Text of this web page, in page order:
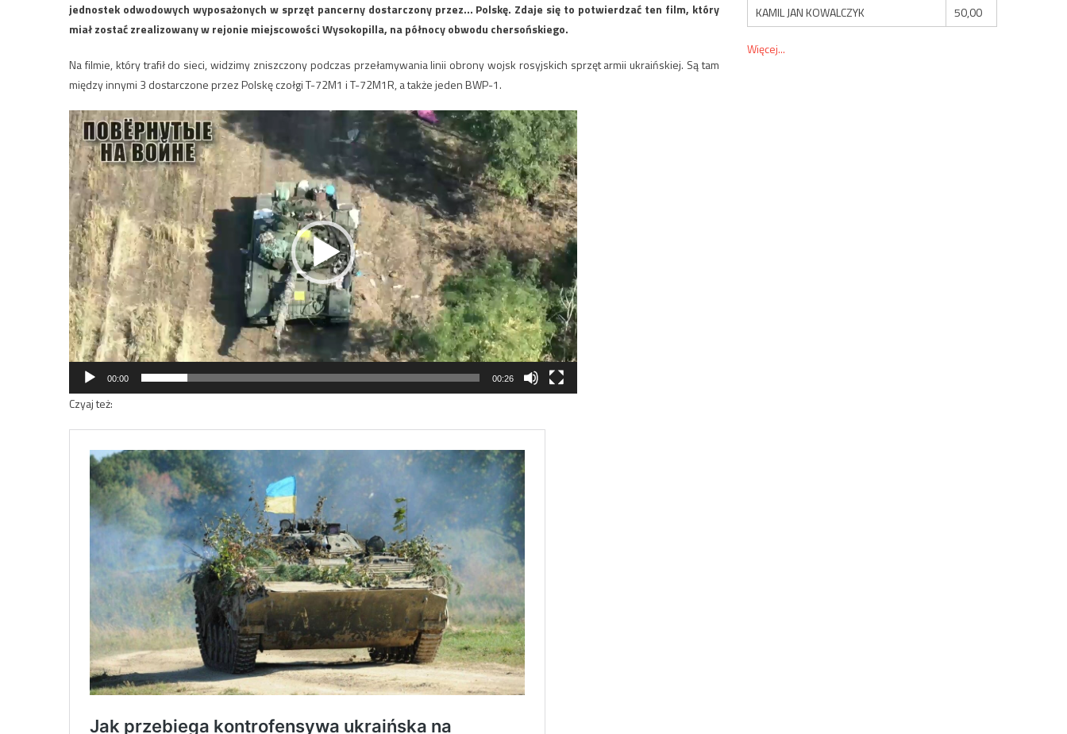
jednostek odwodowych wyposażonych w sprzęt pancerny dostarczony przez… Polskę. Zdaje się to potwierdzać ten film, który
miał zostać zrealizowany w rejonie miejscowości Wysokopilla, na północy obwodu chersońskiego.
Na filmie, który trafił do sieci, widzimy zniszczony podczas przełamywania linii obrony wojsk rosyjskich sprzęt armii ukraińskiej. Są tam
między innymi 3 dostarczone przez Polskę czołgi T-72M1 i T-72M1R, a także jeden BWP-1.
Odtwarzacz
video
00:00 00:26
Czyaj też:
KAMIL JAN KOWALCZYK
50,00
Więcej...